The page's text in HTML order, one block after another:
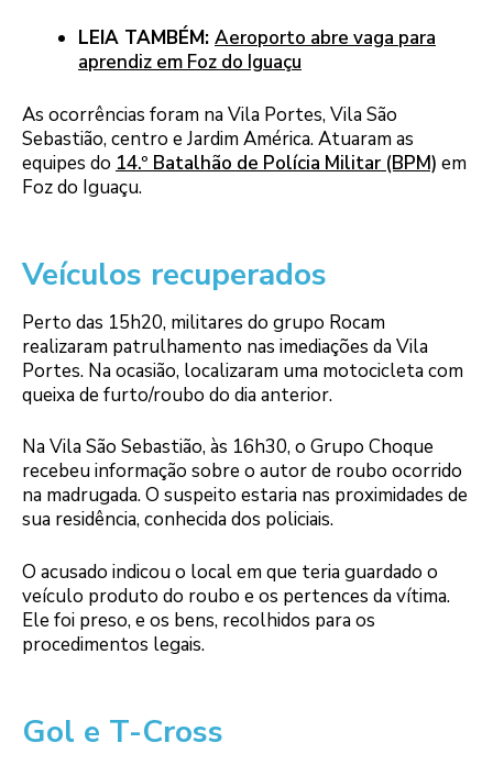
LEIA TAMBÉM: Aeroporto abre vaga para
aprendiz em Foz do Iguaçu
As ocorrências foram na Vila Portes, Vila São
Sebastião, centro e Jardim América. Atuaram as
equipes do 14.º Batalhão de Polícia Militar (BPM) em
Foz do Iguaçu.
Veículos recuperados
Perto das 15h20, militares do grupo Rocam
realizaram patrulhamento nas imediações da Vila
Portes. Na ocasião, localizaram uma motocicleta com
queixa de furto/roubo do dia anterior.
Na Vila São Sebastião, às 16h30, o Grupo Choque
recebeu informação sobre o autor de roubo ocorrido
na madrugada. O suspeito estaria nas proximidades de
sua residência, conhecida dos policiais.
O acusado indicou o local em que teria guardado o
veículo produto do roubo e os pertences da vítima.
Ele foi preso, e os bens, recolhidos para os
procedimentos legais.
Gol e T-Cross